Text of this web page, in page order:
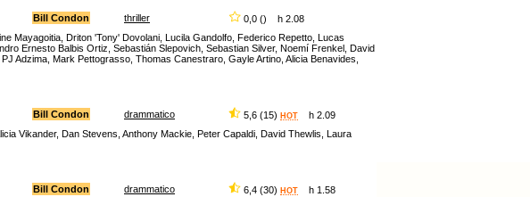
Bill Condon thriller
0,0 () h 2.08
Mayagoitia, Driton 'Tony' Dovolani, Lucila Gandolfo, Federico Repetto, Lucas
Ernesto Balbis Ortiz, Sebastián Slepovich, Sebastian Silver, Noemí Frenkel, David
Adzima, Mark Pettograsso, Thomas Canestraro, Gayle Artino, Alicia Benavides,
Bill Condon drammatico 5,6 (15) HOT h 2.09
Vikander, Dan Stevens, Anthony Mackie, Peter Capaldi, David Thewlis, Laura
Bill Condon drammatico 6,4 (30) HOT h 1.58